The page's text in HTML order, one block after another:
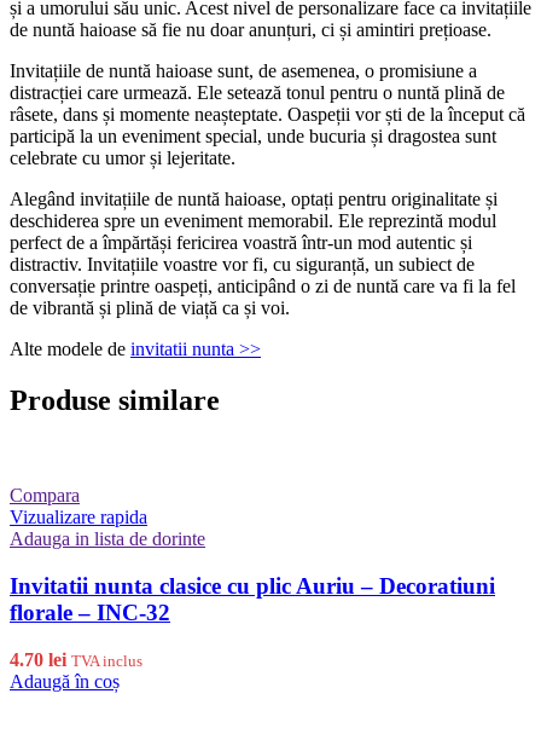
și a umorului său unic. Acest nivel de personalizare face ca invitațiile
de nuntă haioase să fie nu doar anunțuri, ci și amintiri prețioase.
Invitațiile de nuntă haioase sunt, de asemenea, o promisiune a
distracției care urmează. Ele setează tonul pentru o nuntă plină de
râsete, dans și momente neașteptate. Oaspeții vor ști de la început că
participă la un eveniment special, unde bucuria și dragostea sunt
celebrate cu umor și lejeritate.
Alegând invitațiile de nuntă haioase, optați pentru originalitate și
deschiderea spre un eveniment memorabil. Ele reprezintă modul
perfect de a împărtăși fericirea voastră într-un mod autentic și
distractiv. Invitațiile voastre vor fi, cu siguranță, un subiect de
conversație printre oaspeți, anticipând o zi de nuntă care va fi la fel
de vibrantă și plină de viață ca și voi.
Alte modele de invitatii nunta >>
Produse similare
Compara
Vizualizare rapida
Adauga in lista de dorinte
Invitatii nunta clasice cu plic Auriu – Decoratiuni
florale – INC-32
4.70 lei TVA inclus
Adaugă în coș